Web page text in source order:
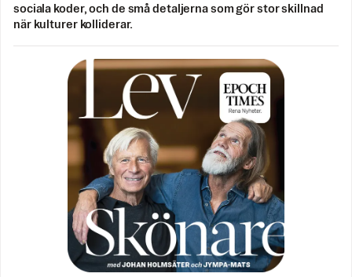
sociala koder, och de små detaljerna som gör stor skillnad
när kulturer kolliderar.